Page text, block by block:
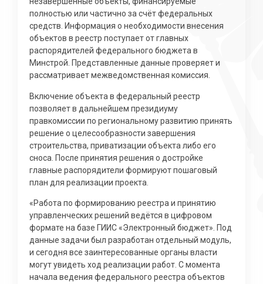
полностью или частично за счёт федеральных
средств. Информация о необходимости внесения
объектов в реестр поступает от главных
распорядителей федерального бюджета в
Минстрой. Представленные данные проверяет и
рассматривает межведомственная комиссия.
Включение объекта в федеральный реестр
позволяет в дальнейшем президиуму
правкомиссии по региональному развитию принять
решение о целесообразности завершения
строительства, приватизации объекта либо его
сноса. После принятия решения о достройке
главные распорядители формируют пошаговый
план для реализации проекта.
«Работа по формированию реестра и принятию
управленческих решений ведётся в цифровом
формате на базе ГИИС «Электронный бюджет». Под
данные задачи был разработан отдельный модуль,
и сегодня все заинтересованные органы власти
могут увидеть ход реализации работ. С момента
начала ведения федерального реестра объектов